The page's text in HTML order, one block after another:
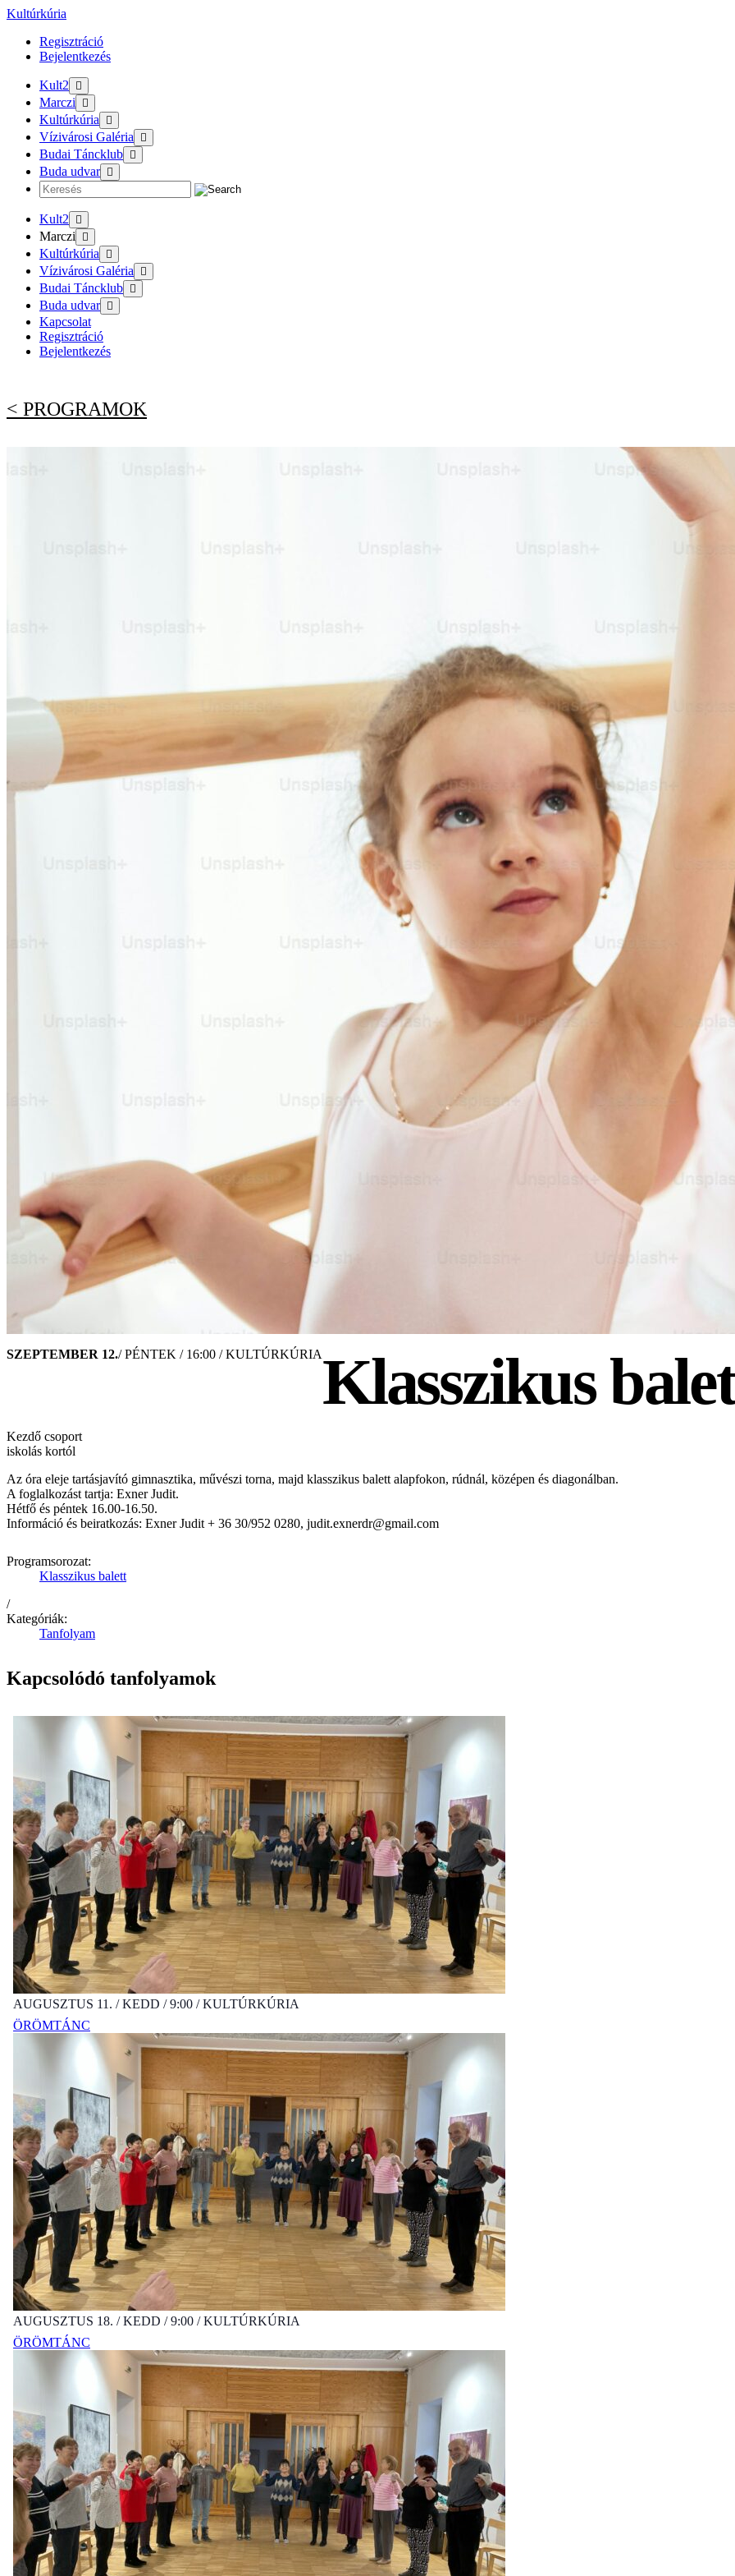
Tovább
tartalomra
Kultúrkúria
Regisztráció
Bejelentkezés
Kult2
Marczi
Kultúrkúria
Vízivárosi Galéria
Budai Táncklub
Buda udvar
Kult2
Marczi
Kultúrkúria
Vízivárosi Galéria
Budai Táncklub
Buda udvar
Kapcsolat
Regisztráció
Bejelentkezés
< PROGRAMOK
SZEPTEMBER 12./ PÉNTEK / 16:00 / KULTÚRKÚRIAKlasszikus
Kezdő csoport
iskolás kortól
Az óra eleje tartásjavító gimnasztika, művészi torna, majd klasszikus balett alapfokon, rúdnál, középen és diagonálban.
A foglalkozást tartja: Exner Judit.
Hétfő és péntek 16.00-16.50.
Információ és beiratkozás: Exner Judit + 36 30/952 0280, judit.exnerdr@gmail.com
Programsorozat:
Klasszikus balett
/
Kategóriák:
Tanfolyam
Kapcsolódó tanfolyamok
AUGUSZTUS 11. / KEDD / 9:00 / KULTÚRKÚRIA
ÖRÖMTÁNC
AUGUSZTUS 18. / KEDD / 9:00 / KULTÚRKÚRIA
ÖRÖMTÁNC